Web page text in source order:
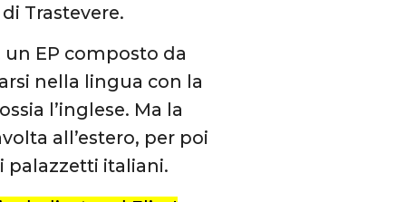
Trastevere.
un EP composto da
nella lingua con la
l’inglese. Ma la
all’estero, per poi
italiani.